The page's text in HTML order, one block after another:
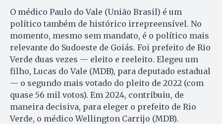
O médico Paulo do Vale (União Brasil) é um
político também de histórico irrepreensível. No
momento, mesmo sem mandato, é o político mais
relevante do Sudoeste de Goiás. Foi prefeito de Rio
Verde duas vezes — eleito e reeleito. Elegeu um
filho, Lucas do Vale (MDB), para deputado estadual
— o segundo mais votado do pleito de 2022 (com
quase 56 mil votos). Em 2024, contribuiu, de
maneira decisiva, para eleger o prefeito de Rio
Verde, o médico Wellington Carrijo (MDB).